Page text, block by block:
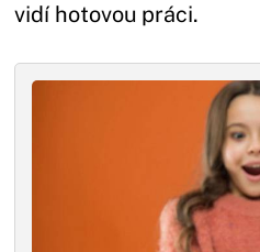
vidí hotovou práci.